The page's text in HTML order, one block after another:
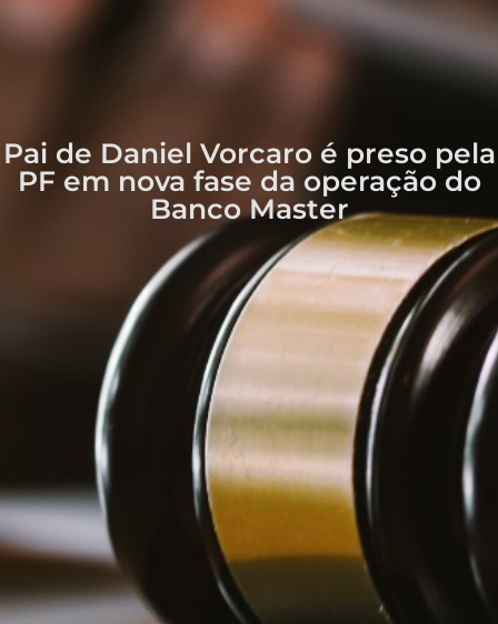
Pai de Daniel Vorcaro é preso pela
PF em nova fase da operação do
Banco Master